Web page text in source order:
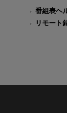
番組表ヘ
リモート